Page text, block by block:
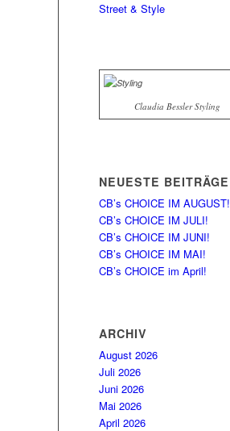
Street & Style
Claudia Bessler Styling
NEUESTE BEITRÄGE
CB’s CHOICE IM AUGUST!
CB’s CHOICE IM JULI!
CB’s CHOICE IM JUNI!
CB’s CHOICE IM MAI!
CB’s CHOICE im April!
ARCHIV
August 2026
Juli 2026
Juni 2026
Mai 2026
April 2026